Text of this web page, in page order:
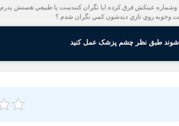
وخوبه روي تازي ديدشون كمي نگران شدم ؟
شوند طبق نظر چشم پزشک عمل کنید